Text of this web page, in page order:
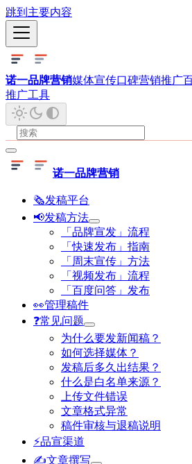
跳到主要内容
诺一品牌营销媒体宣传口碑营销推广
推广工具
诺一品牌营销
🗞发稿平台
📢发稿方法
「品牌宣发」流程
「快速发布」指南
「周末宣传」方法
「视频发布」流程
「百度问答」发布
👀管理稿件
❓️常见问题
为什么要发新闻稿？
如何选择媒体？
发稿后多久出结果？
什么是白名单来源？
上传文件错误
文章格式异常
稿件审核与退稿说明
⚡品宣渠道
✍️文章撰写